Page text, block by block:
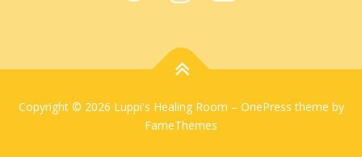
Copyright © 2026 Luppi's Healing Room – OnePress theme by
FameThemes